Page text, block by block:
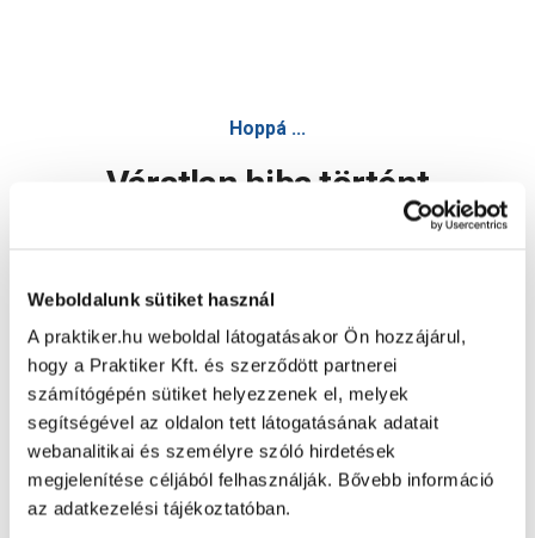
Weboldalunk sütiket használ
A praktiker.hu weboldal látogatásakor Ön hozzájárul,
hogy a Praktiker Kft. és szerződött partnerei
számítógépén sütiket helyezzenek el, melyek
segítségével az oldalon tett látogatásának adatait
webanalitikai és személyre szóló hirdetések
megjelenítése céljából felhasználják. Bővebb információ
az adatkezelési tájékoztatóban.
Hoppá ...
Váratlan hiba történt
Oldal újratöltése